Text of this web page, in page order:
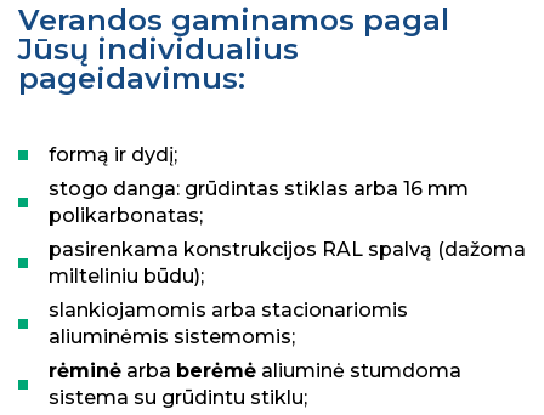
Verandos gaminamos pagal
Jūsų individualius
pageidavimus:
formą ir dydį;
stogo danga: grūdintas stiklas arba 16 mm
polikarbonatas;
pasirenkama konstrukcijos RAL spalvą (dažoma
milteliniu būdu);
slankiojamomis arba stacionariomis
aliuminėmis sistemomis;
rėminė arba berėmė aliuminė stumdoma
sistema su grūdintu stiklu;